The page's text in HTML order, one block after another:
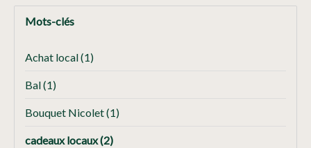
Mots-clés
Achat local(1)
Bal(1)
Bouquet Nicolet(1)
cadeaux locaux(2)